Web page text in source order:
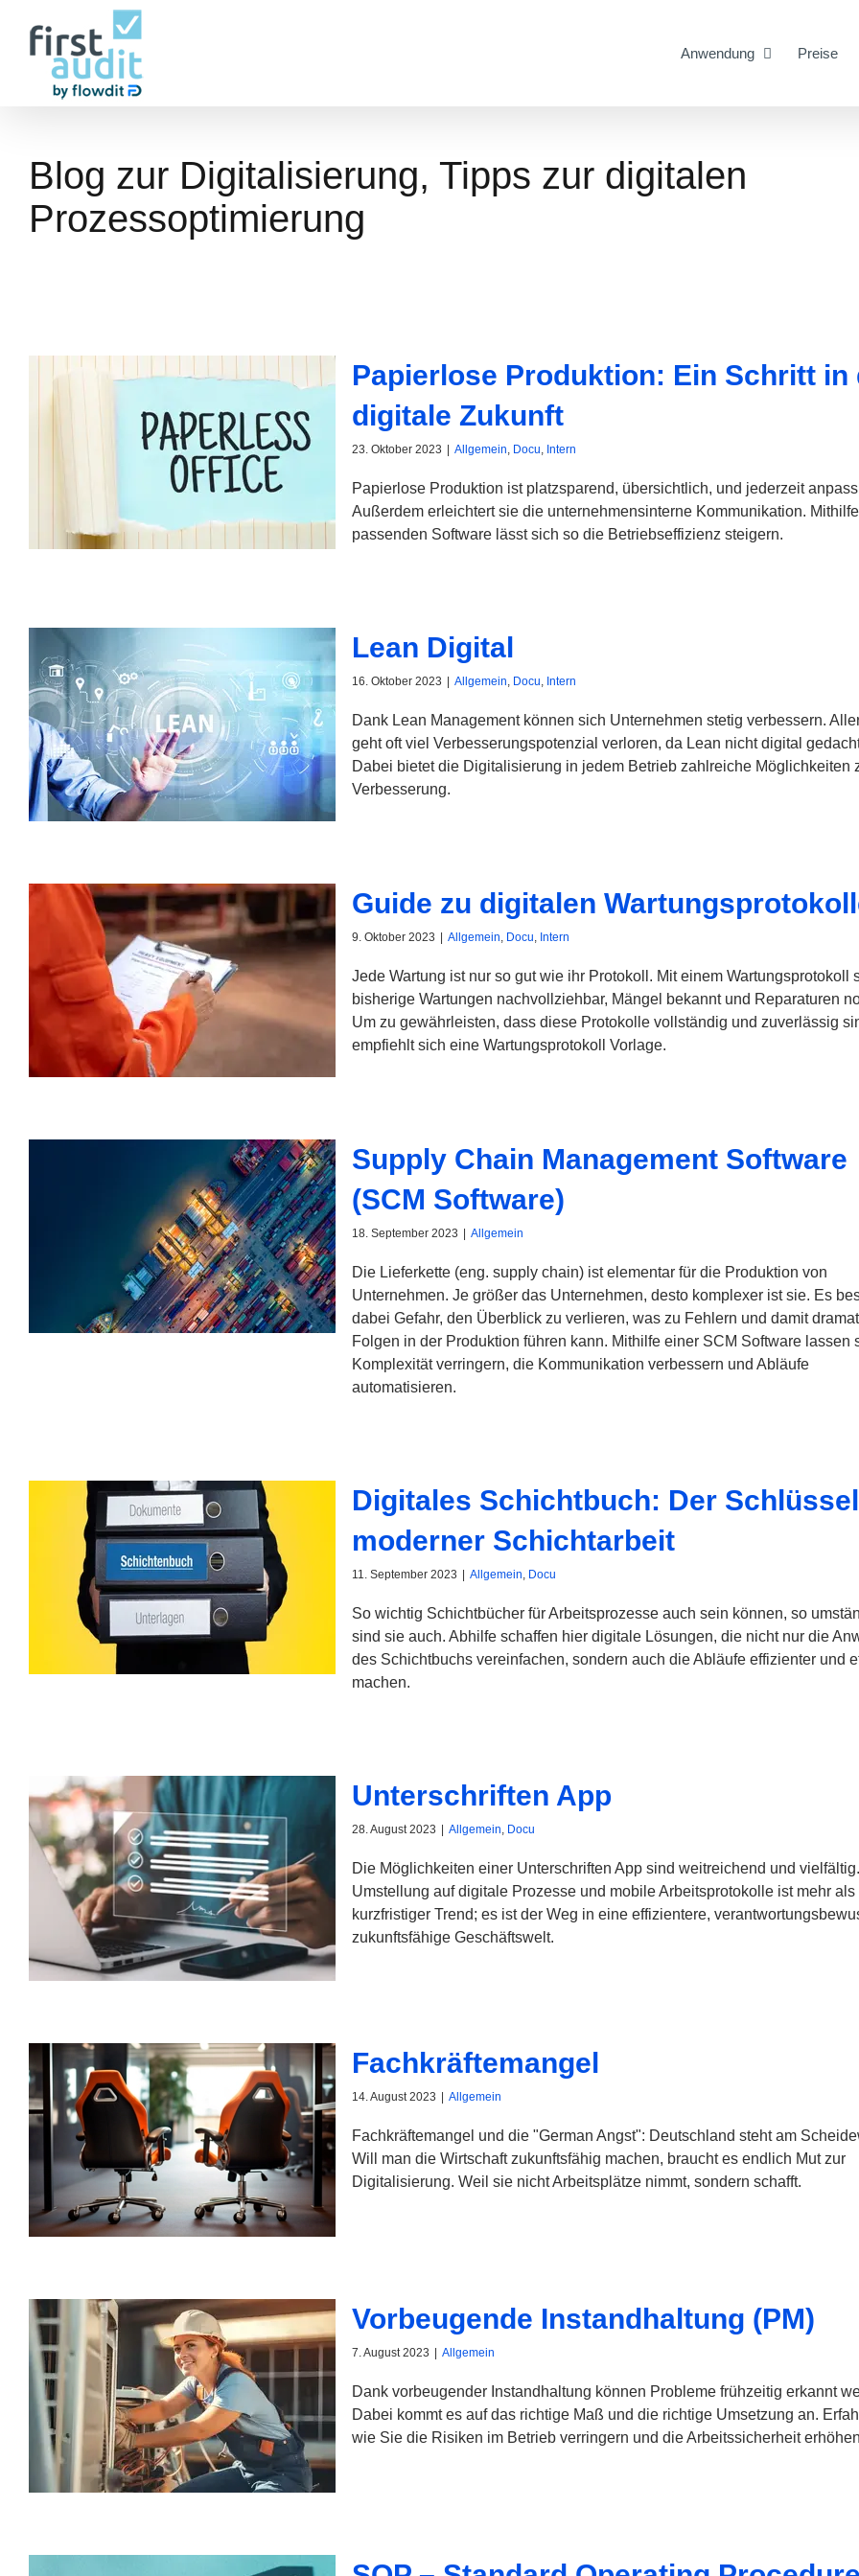
Inhalt
springen
Anwendung Preise
Blog zur Digitalisierung, Tipps zur digitalen
Prozessoptimierung
Papierlose Produktion: Ein Schritt in
digitale Zukunft
23. Oktober 2023 Allgemein, Docu, Intern
Papierlose Produktion ist platzsparend, übersichtlich, und jederzeit
Außerdem erleichtert sie die unternehmensinterne Kommunikation.
passenden Software lässt sich so die Betriebseffizienz steigern.
Lean Digital
16. Oktober 2023 Allgemein, Docu, Intern
Dank Lean Management können sich Unternehmen stetig verbessern.
geht oft viel Verbesserungspotenzial verloren, da Lean nicht digital
Dabei bietet die Digitalisierung in jedem Betrieb zahlreiche Möglichkeiten
Verbesserung.
Guide zu digitalen
9. Oktober 2023 Allgemein, Docu, Intern
Jede Wartung ist nur so gut wie ihr Protokoll. Mit einem Wartungsprotokoll
bisherige Wartungen nachvollziehbar, Mängel bekannt und Reparaturen
Um zu gewährleisten, dass diese Protokolle vollständig und zuverlässig
empfiehlt sich eine Wartungsprotokoll Vorlage.
Supply Chain Management Software
(SCM Software)
18. September 2023 Allgemein
Die Lieferkette (eng. supply chain) ist elementar für die Produktion von
Unternehmen. Je größer das Unternehmen, desto komplexer ist sie. Es
dabei Gefahr, den Überblick zu verlieren, was zu Fehlern und damit
Folgen in der Produktion führen kann. Mithilfe einer SCM Software lassen
Komplexität verringern, die Kommunikation verbessern und Abläufe
automatisieren.
Digitales Schichtbuch: Der
moderner Schichtarbeit
11. September 2023 Allgemein, Docu
So wichtig Schichtbücher für Arbeitsprozesse auch sein können, so
sind sie auch. Abhilfe schaffen hier digitale Lösungen, die nicht nur die
des Schichtbuchs vereinfachen, sondern auch die Abläufe effizienter und
machen.
Unterschriften App
28. August 2023 Allgemein, Docu
Die Möglichkeiten einer Unterschriften App sind weitreichend und
Umstellung auf digitale Prozesse und mobile Arbeitsprotokolle ist mehr als
kurzfristiger Trend; es ist der Weg in eine effizientere,
zukunftsfähige Geschäftswelt.
Fachkräftemangel
14. August 2023 | Allgemein
Fachkräftemangel und die "German Angst": Deutschland steht am
Will man die Wirtschaft zukunftsfähig machen, braucht es endlich Mut zur
Digitalisierung. Weil sie nicht Arbeitsplätze nimmt, sondern schafft.
Vorbeugende Instandhaltung (PM)
7. August 2023 | Allgemein
Dank vorbeugender Instandhaltung können Probleme frühzeitig erkannt
Dabei kommt es auf das richtige Maß und die richtige Umsetzung an.
wie Sie die Risiken im Betrieb verringern und die Arbeitssicherheit